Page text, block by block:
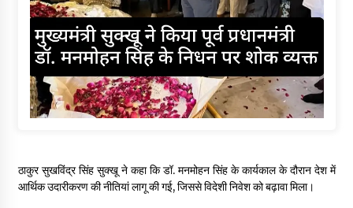
ठाकुर सुखविंद्र सिंह सुक्खू ने कहा कि डॉ. मनमोहन सिंह के कार्यकाल के दौरान देश में
आर्थिक उदारीकरण की नीतियां लागू की गई, जिससे विदेशी निवेश को बढ़ावा मिला।